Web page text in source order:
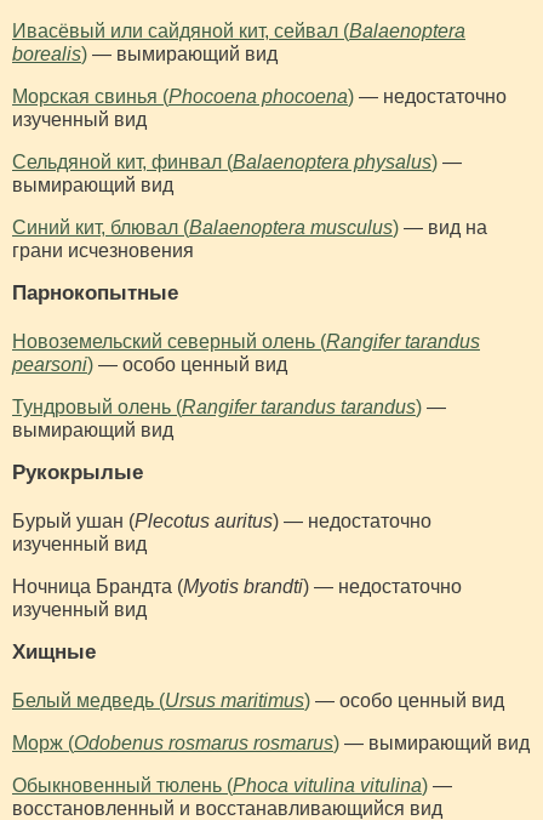
Ивасёвый или сайдяной кит, сейвал (Balaenoptera
borealis) — вымирающий вид
Морская свинья (Phocoena phocoena) — недостаточно
изученный вид
Сельдяной кит, финвал (Balaenoptera physalus) —
вымирающий вид
Синий кит, блювал (Balaenoptera musculus) — вид на
грани исчезновения
Парнокопытные
Новоземельский северный олень (Rangifer tarandus
pearsoni) — особо ценный вид
Тундровый олень (Rangifer tarandus tarandus) —
вымирающий вид
Рукокрылые
Бурый ушан (Plecotus auritus) — недостаточно
изученный вид
Ночница Брандта (Myotis brandti) — недостаточно
изученный вид
Хищные
Белый медведь (Ursus maritimus) — особо ценный вид
Морж (Odobenus rosmarus rosmarus) — вымирающий вид
Обыкновенный тюлень (Phoca vitulina vitulina) —
восстановленный и восстанавливающийся вид